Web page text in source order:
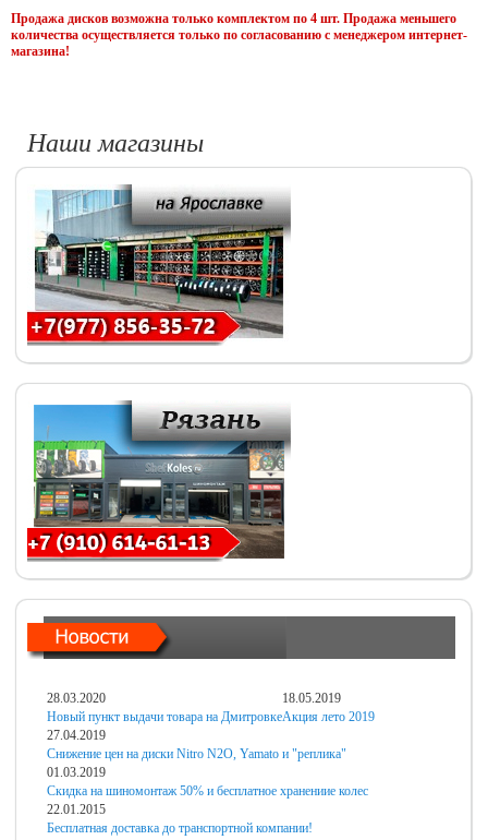
Продажа дисков возможна только комплектом по 4 шт. Продажа меньшего
количества осуществляется только по согласованию с менеджером интернет-
магазина!
Наши магазины
28.03.2020
Новый пункт выдачи товара на Дмитровке
18.05.2019
Акция лето 2019
27.04.2019
Снижение цен на диски Nitro N2O, Yamato и "реплика"
01.03.2019
Скидка на шиномонтаж 50% и бесплатное хранениие колес
22.01.2015
Бесплатная доставка до транспортной компании!